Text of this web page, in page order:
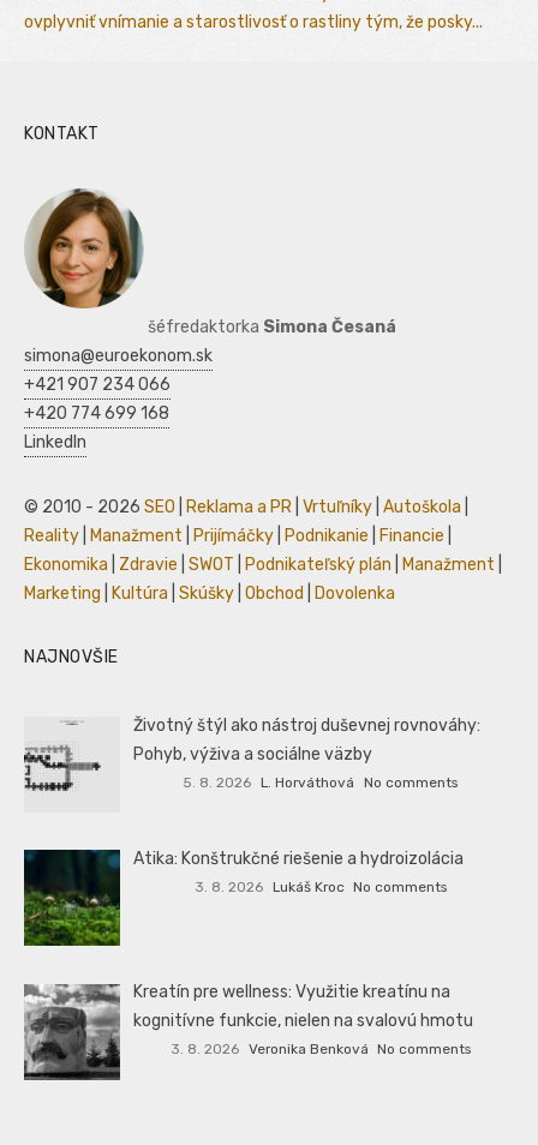
ovplyvniť vnímanie a starostlivosť o rastliny tým, že posky...
KONTAKT
šéfredaktorka Simona Česaná
simona@euroekonom.sk
+421 907 234 066
+420 774 699 168
LinkedIn
© 2010 - 2026 SEO Reklama a PR Vrtuľníky Autoškola
Reality
Manažment Prijímáčky Podnikanie Financie
Ekonomika
Zdravie SWOT Podnikateľský plán Manažment
Marketing
Kultúra Skúšky Obchod Dovolenka
NAJNOVŠIE
Životný štýl ako nástroj duševnej rovnováhy:
Pohyb, výživa a sociálne väzby
5. 8. 2026 L. Horváthová No comments
Atika: Konštrukčné riešenie a hydroizolácia
3. 8. 2026 Lukáš Kroc No comments
Kreatín pre wellness: Využitie kreatínu na
kognitívne funkcie, nielen na svalovú hmotu
3. 8. 2026 Veronika Benková No comments